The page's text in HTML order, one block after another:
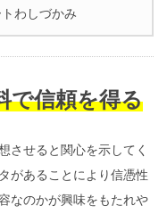
わしづかみ
で信頼を得る
させると関心を示してく
があることにより信憑性
なのかが興味をもたれや